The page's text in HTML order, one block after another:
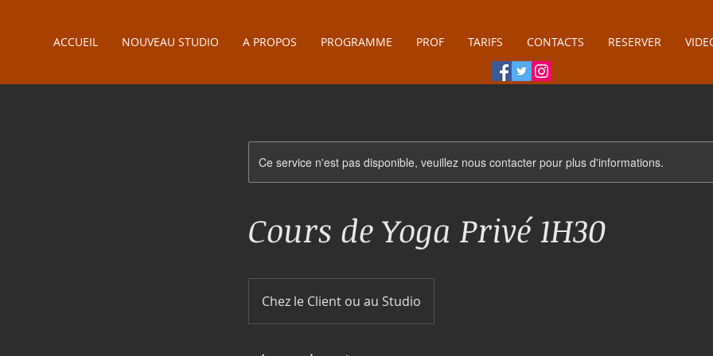
ACCUEIL NOUVEAU STUDIO A PROPOS PROGRAMME PROF TARIFS CONTACTS RESERVER
Ce service n'est pas disponible, veuillez nous contacter pour plus d'informations.
Cours de Yoga Privé 1H30
Chez le Client ou au Studio